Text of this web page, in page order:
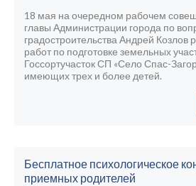
18 мая на очередном рабочем
главы Администрации города по
градостроительства Андрей Козлов
работ по подготовке земельных
Госсортучасток СП «Село Спас-
имеющих трех и более детей.
Бесплатное психологическое
приемных родителей